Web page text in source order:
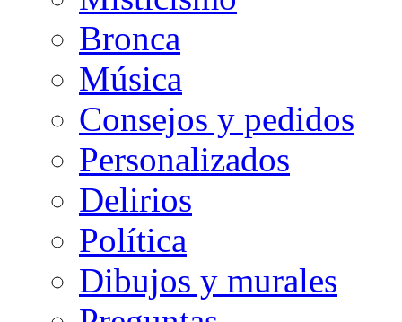
Bronca
Música
Consejos y pedidos
Personalizados
Delirios
Política
Dibujos y murales